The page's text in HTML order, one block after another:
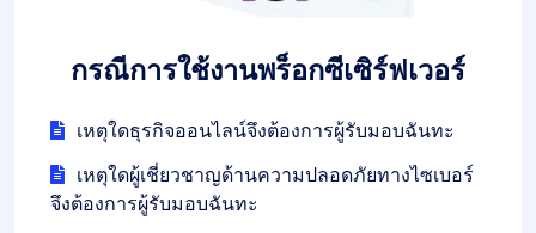
กรณีการใช้งานพร็อกซีเซิร์ฟเวอร์
เหตุใดธุรกิจออนไลน์จึงต้องการผู้รับมอบฉันทะ
เหตุใดผู้เชี่ยวชาญด้านความปลอดภัยทางไซเบอร์
จึงต้องการผู้รับมอบฉันทะ